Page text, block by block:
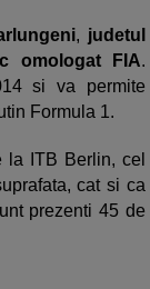
, judetul
omologat FIA.
si va permite
Formula 1.
la ITB Berlin, cel
cat si ca
prezenti 45 de